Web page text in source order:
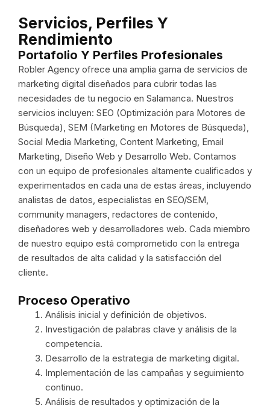
Servicios, Perfiles Y
Rendimiento
Portafolio Y Perfiles Profesionales
Robler Agency ofrece una amplia gama de servicios de
marketing digital diseñados para cubrir todas las
necesidades de tu negocio en Salamanca. Nuestros
servicios incluyen: SEO (Optimización para Motores de
Búsqueda), SEM (Marketing en Motores de Búsqueda),
Social Media Marketing, Content Marketing, Email
Marketing, Diseño Web y Desarrollo Web. Contamos
con un equipo de profesionales altamente cualificados y
experimentados en cada una de estas áreas, incluyendo
analistas de datos, especialistas en SEO/SEM,
community managers, redactores de contenido,
diseñadores web y desarrolladores web. Cada miembro
de nuestro equipo está comprometido con la entrega
de resultados de alta calidad y la satisfacción del
cliente.
Proceso Operativo
Análisis inicial y definición de objetivos.
Investigación de palabras clave y análisis de la
competencia.
Desarrollo de la estrategia de marketing digital.
Implementación de las campañas y seguimiento
continuo.
Análisis de resultados y optimización de la